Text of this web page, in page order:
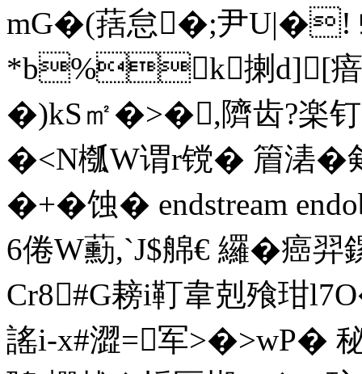
mG�(葀怠�;尹U|�!
*b%k揦d][瘖
�)kS㎡�>�,隮齿?楽
�<N槬W谓r镋� 篃湱
�+�蚀� endstream
6倦W蘍,`J$艊€ 纙�
Cr8#G耪i靪韋剋飱玵
謠i-x#澀=军>�>wP�